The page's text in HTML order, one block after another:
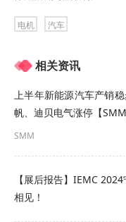
电机 汽车
相关资讯
上半年新能源汽车产销
帆、迪贝电气涨停【SMM
SMM
【展后报告】IEMC
相见！